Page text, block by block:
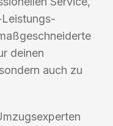
deinen
auch zu